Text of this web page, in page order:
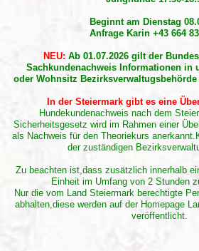
Beginnt am Dienstag
Anfrage Karin +43 664
NEU: Ab 01.07.2026 gilt der
Sachkundenachweis Informationen in
oder Wohnsitz
In der Steiermark gibt es eine
Hundekundenachweis nach dem
Sicherheitsgesetz wird im Rahmen einer
als Nachweis für den Theoriekurs
der zuständigen
Zu beachten ist,dass zusätzlich innerhalb
Einheit im Umfang von 2 Stunden
Nur die vom Land Steiermark berechtigte
abhalten,diese werden auf der Homepage
veröffentlicht.